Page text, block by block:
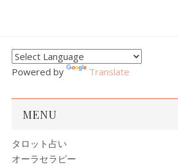
Powered by Translate
MENU
タロット占い
オーラセラピー